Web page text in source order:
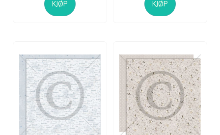
KJØP KJØP